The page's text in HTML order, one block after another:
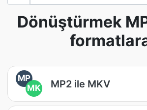
Dönüştürmek
MP
MK
MP2 ile MKV